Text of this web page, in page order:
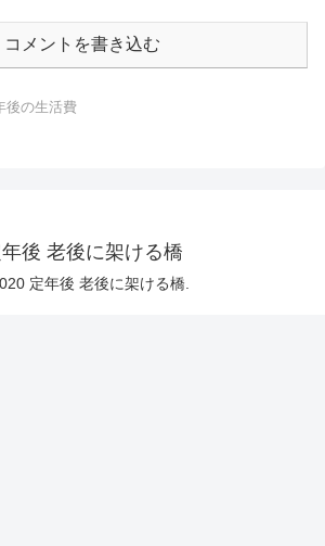
コメントを書き込む
後の生活費
後 老後に架ける橋
定年後 老後に架ける橋.